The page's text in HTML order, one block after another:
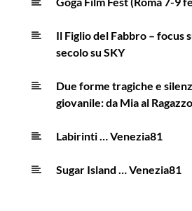
Il Figlio del Fabbro – focus
secolo su SKY
Due forme tragiche e
giovanile: da Mia al
Labirinti … Venezia81
Sugar Island … Venezia81